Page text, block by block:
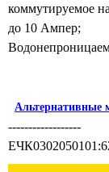
коммутируемое
до 10 Ампер;
Альтернативные
------------------